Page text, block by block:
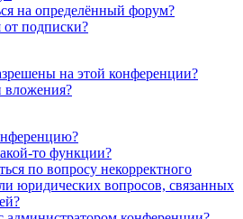
на определённый форум?
от подписки?
на этой конференции?
вложения?
то функции?
по вопросу некорректного
юридических вопросов, связанных